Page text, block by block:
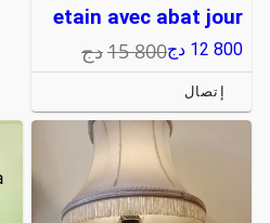
etain avec abat jour
12 800 دج15 800دج
إتصال